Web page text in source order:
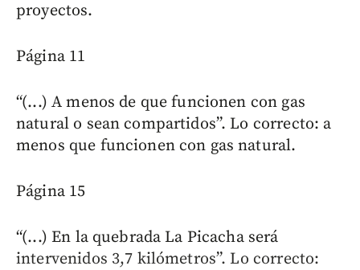
proyectos.
Página 11
“(...) A menos de que funcionen con gas
natural o sean compartidos”. Lo correcto: a
menos que funcionen con gas natural.
Página 15
“(...) En la quebrada La Picacha será
intervenidos 3,7 kilómetros”. Lo correcto: